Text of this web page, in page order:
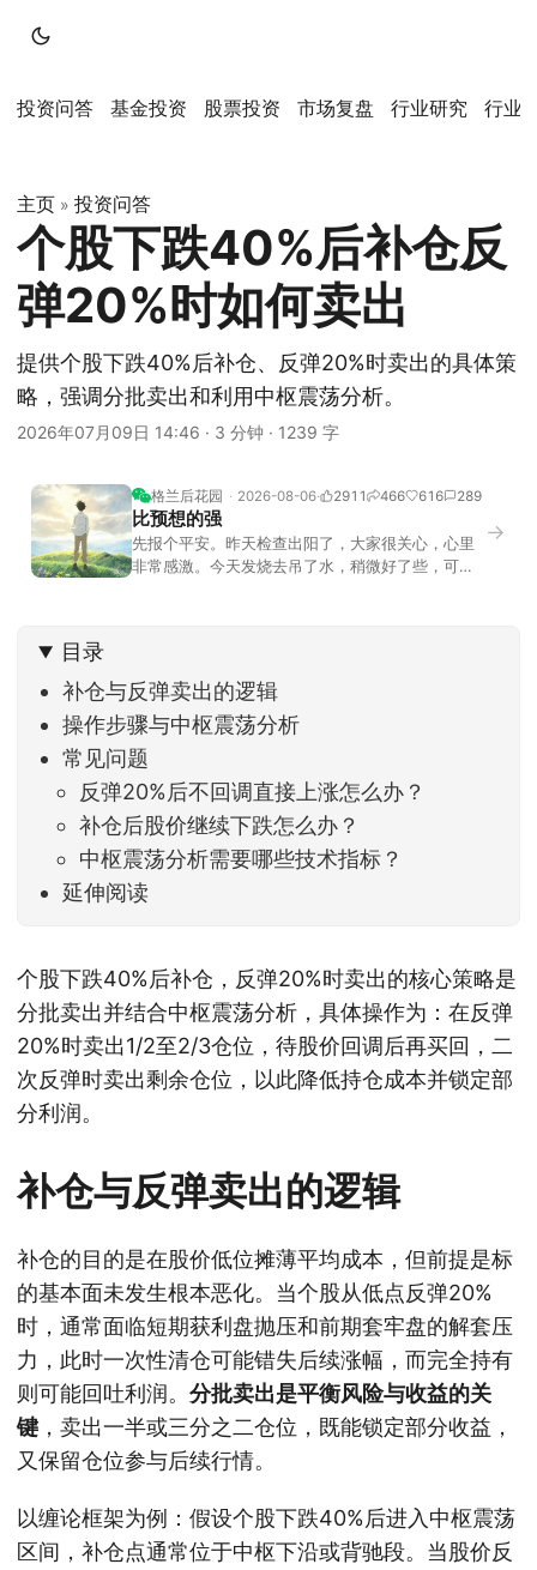
投资问答 基金投资 股票投资 市场复盘 行业研究 行业
主页 » 投资问答
个股下跌40%后补仓反
弹20%时如何卖出
提供个股下跌40%后补仓、反弹20%时卖出的具体策
略，强调分批卖出和利用中枢震荡分析。
2026年07月09日 14:46 · 3 分钟 · 1239 字
格兰后花园 2026-08-06 2911 466 616 289
比预想的强
先报个平安。昨天检查出阳了，大家很关心，心里
非常感激。今天发烧去吊了水，稍微好了些，可没
去相差不大，但细看下来，跌幅超过3%的只有不到
→
目录
补仓与反弹卖出的逻辑
操作步骤与中枢震荡分析
常见问题
反弹20%后不回调直接上涨怎么办？
补仓后股价继续下跌怎么办？
中枢震荡分析需要哪些技术指标？
延伸阅读
个股下跌40%后补仓，反弹20%时卖出的核心策略是
分批卖出并结合中枢震荡分析，具体操作为：在反弹
20%时卖出1/2至2/3仓位，待股价回调后再买回，二
次反弹时卖出剩余仓位，以此降低持仓成本并锁定部
分利润。
补仓与反弹卖出的逻辑
补仓的目的是在股价低位摊薄平均成本，但前提是标
的基本面未发生根本恶化。当个股从低点反弹20%
时，通常面临短期获利盘抛压和前期套牢盘的解套压
力，此时一次性清仓可能错失后续涨幅，而完全持有
则可能回吐利润。 分批卖出是平衡风险与收益的关
键，卖出一半或三分之二仓位，既能锁定部分收益，
又保留仓位参与后续行情。
以缠论框架为例：假设个股下跌40%后进入中枢震荡
区间，补仓点通常位于中枢下沿或背驰段。当股价反